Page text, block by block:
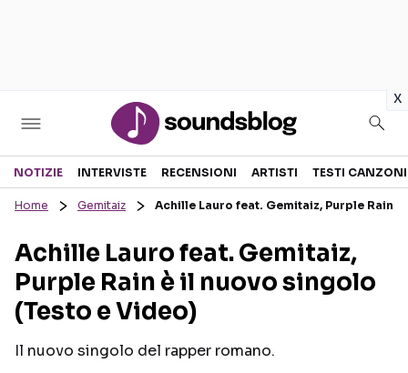
x
Sezioni
RECENSIONI MUSICALI
INTERVISTE
GOSSIP E CURIOSITÀ
TESTI CANZONI
TOUR ED EVENTI
NOTIZIE INTERVISTE RECENSIONI ARTISTI TESTI CANZONI
Home Gemitaiz Achille Lauro feat. Gemitaiz, Purple Rain
Achille Lauro feat. Gemitaiz,
Purple Rain è il nuovo singolo
(Testo e Video)
Il nuovo singolo del rapper romano.